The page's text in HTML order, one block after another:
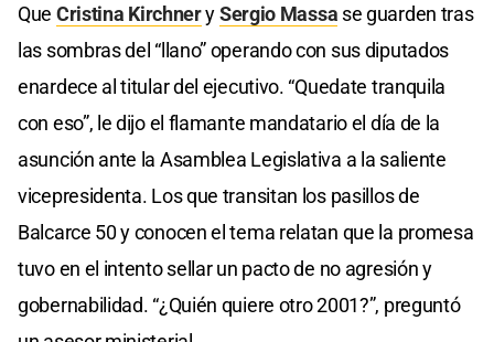
Que Cristina KirchnerySergio Massa se guarden tras
las sombras del “llano” operando con sus diputados
enardece al titular del ejecutivo. “Quedate tranquila
con eso”, le dijo el flamante mandatario el día de la
asunción ante la Asamblea Legislativa a la saliente
vicepresidenta. Los que transitan los pasillos de
Balcarce 50 y conocen el tema relatan que la promesa
tuvo en el intento sellar un pacto de no agresión y
gobernabilidad. “¿Quién quiere otro 2001?”, preguntó